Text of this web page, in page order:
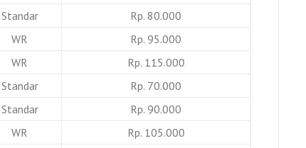
Standar
Rp. 80.000
WR
Rp. 95.000
WR
Rp. 115.000
Standar
Rp. 70.000
Standar
Rp. 90.000
WR
Rp. 105.000